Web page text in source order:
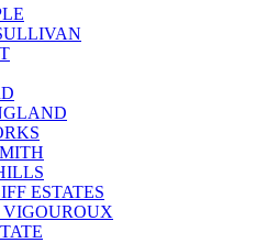
ESTATES
VIGOUROUX